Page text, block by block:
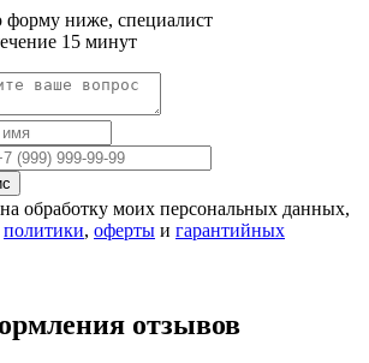
форму ниже, специалист
15 минут
на обработку моих персональных данных,
политики, оферты и гарантийных
отзывов